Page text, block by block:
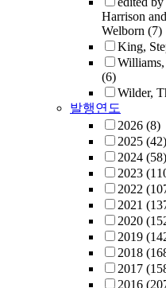
Harrison
Welborn (7)
King,
(6)
Wilder,
발행연도
2026 (8)
2025 (42)
2024 (58)
2023
2022
2021
2020
2019
2018
2017
2016